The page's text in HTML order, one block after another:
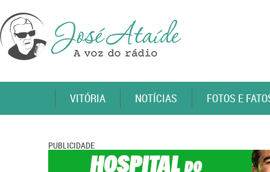
VITÓRIA NOTÍCIAS FOTOS E
PUBLICIDADE